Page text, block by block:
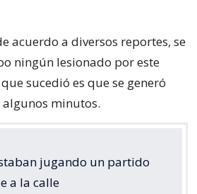
acuerdo a diversos reportes, se
ningún lesionado por este
sucedió es que se generó
minutos.
jugando un partido
a la calle